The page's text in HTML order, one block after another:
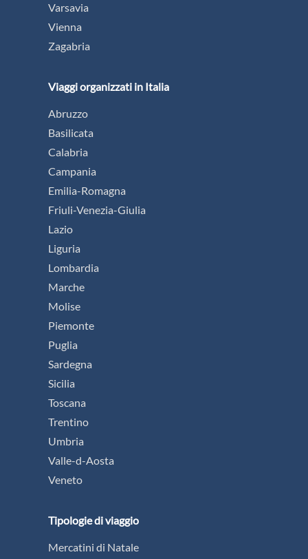
Varsavia
Vienna
Zagabria
Viaggi organizzati in Italia
Abruzzo
Basilicata
Calabria
Campania
Emilia-Romagna
Friuli-Venezia-Giulia
Lazio
Liguria
Lombardia
Marche
Molise
Piemonte
Puglia
Sardegna
Sicilia
Toscana
Trentino
Umbria
Valle-d-Aosta
Veneto
Tipologie di viaggio
Mercatini di Natale